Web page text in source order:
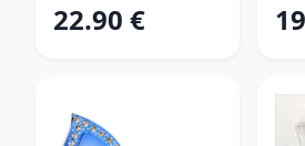
22.90 €